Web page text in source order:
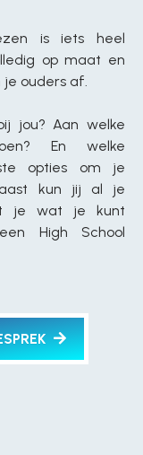
is iets heel
op maat en
ouders af.
jou? Aan welke
En welke
opties om je
kun jij al je
je wat je kunt
High School